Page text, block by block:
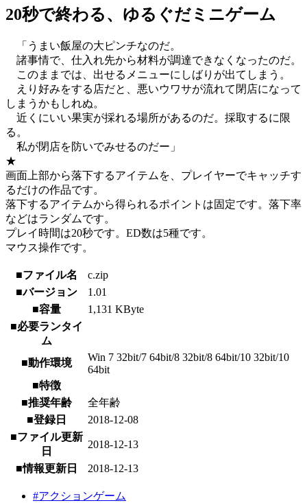
20秒で終わる、ゆるぐだミニゲーム
「うまい飯屋の大ピンチなのだ。
諸事情で、仕入れ先から材料が調達できなくなったのだ。
このままでは、出せるメニューにしばりが出てしまう。
えり好みをする店だと、悪いウワサが流れて閉店になって
しまうかもしれぬ。
近くにいい果実が採れる場所があるのだ。採取するに限
る。
私が閉店を防いでみせるのだー」
★
画面上部から落下するアイテムを、プレイヤーでキャッチす
るだけの作品です。
落下するアイテムから得られるポイントは固定です。落下率
などはランダムです。
プレイ時間は20秒です。ED数は5種です。
マウス操作です。
■ファイル名
c.zip
■バージョン
1.01
■容量
1,131 KByte
■必要ランタイ
ム
■動作環境
Win 7 32bit/7 64bit/8 32bit/8 64bit/10 32bit/10
64bit
■特徴
■推奨年齢
全年齢
■登録日
2018-12-08
■ファイル更新
日
2018-12-13
■情報更新日 2018-12-13
#アクションゲーム